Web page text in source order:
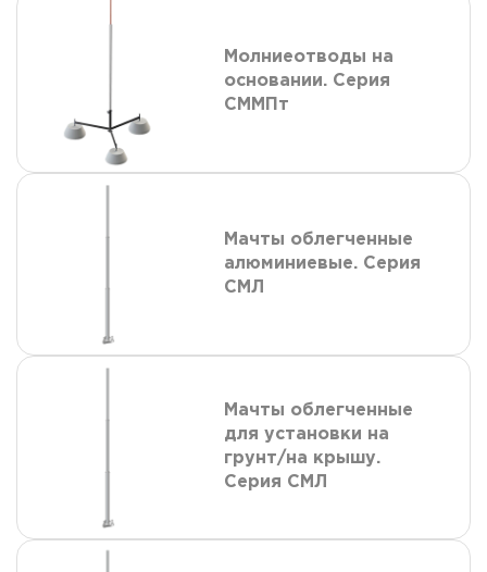
Молниеотводы на
основании. Серия
СММПт
Мачты облегченные
алюминиевые. Серия
СМЛ
Мачты облегченные
для установки на
грунт/на крышу.
Серия СМЛ